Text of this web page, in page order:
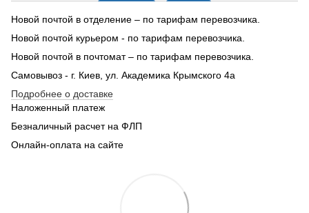
Новой почтой в отделение – по тарифам перевозчика.
Новой почтой курьером - по тарифам перевозчика.
Новой почтой в почтомат – по тарифам перевозчика.
Самовывоз - г. Киев, ул. Академика Крымского 4а
Подробнее о доставке
Наложенный платеж
Безналичный расчет на ФЛП
Онлайн-оплата на сайте